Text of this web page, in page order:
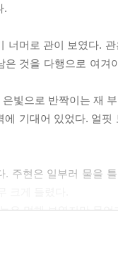
.
너머로 관이 보였다.
은 것을 다행으로 여
빛으로 반짝이는 재
에 기대어 있었다. 얼
. 주현은 일부러 물을
은 멍해 보였지만 무
주현의 목덜미를 문다